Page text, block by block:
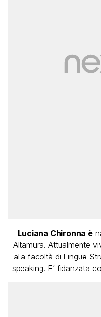
Luciana Chironna è
Altamura. Attualmente
alla facoltà di Lingue
speaking. E’ fidanzata